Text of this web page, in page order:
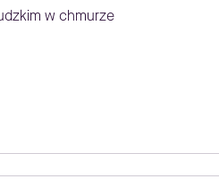
w chmurze